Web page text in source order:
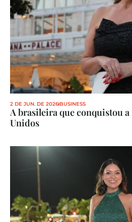
2 DE JUN. DE 2026 BUSINESS
A brasileira que conquistou
Unidos